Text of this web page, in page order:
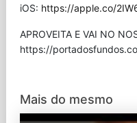
iOS: https://apple.co/
APROVEITA E VAI NO
⁠https://
Mais do mesmo